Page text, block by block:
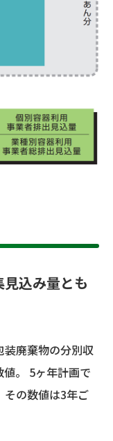
込み量とも
装廃棄物の分別収
。 5ヶ年計画で
その数値は3年ご